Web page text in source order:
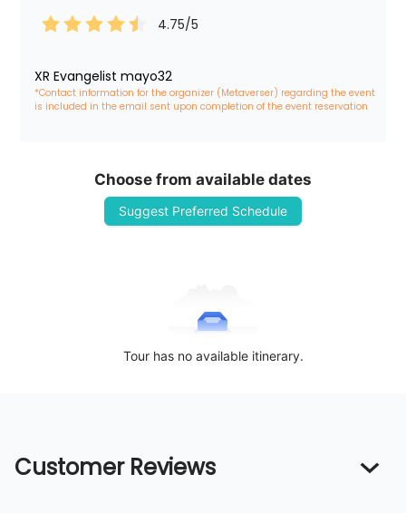
4.75/5
XR Evangelist mayo32
*Contact information for the organizer (Metaverser) regarding the event
is included in the email sent upon completion of the event reservation
Choose from available dates
Suggest Preferred Schedule
Tour has no available itinerary.
Customer Reviews